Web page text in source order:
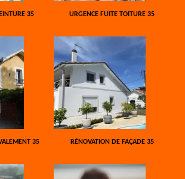
35 URGENCE FUITE TOITURE 35
35 RÉNOVATION DE FAÇADE 35